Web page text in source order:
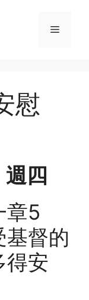
Menu
慰
四
5
督的
得安